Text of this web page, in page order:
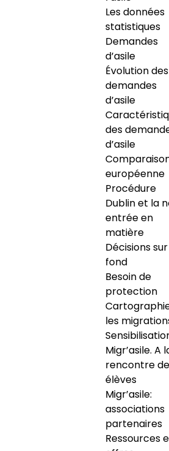
Les données
statistiques
Demandes
d’asile
Évolution des
demandes
d’asile
des
d’asile
européenne
Procédure
Dublin et la
entrée en
matière
Décisions
fond
Besoin de
protection
les
Migr’asile. A
rencontre
élèves
Migr’asile:
associations
partenaires
Ressources